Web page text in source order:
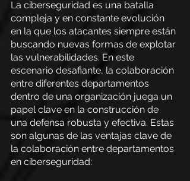
La ciberseguridad es una batalla
compleja y en constante evolución
en la que los atacantes siempre están
buscando nuevas formas de explotar
las vulnerabilidades. En este
escenario desafiante, la colaboración
entre diferentes departamentos
dentro de una organización juega un
papel clave en la construcción de
una defensa robusta y efectiva. Estas
son algunas de las ventajas clave de
la colaboración entre departamentos
en ciberseguridad: